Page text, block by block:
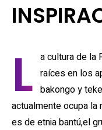
L a cultura de la República del Congo posee sus
raíces en los
bakongo y
actualmente ocupa la
es de etnia bantú,el